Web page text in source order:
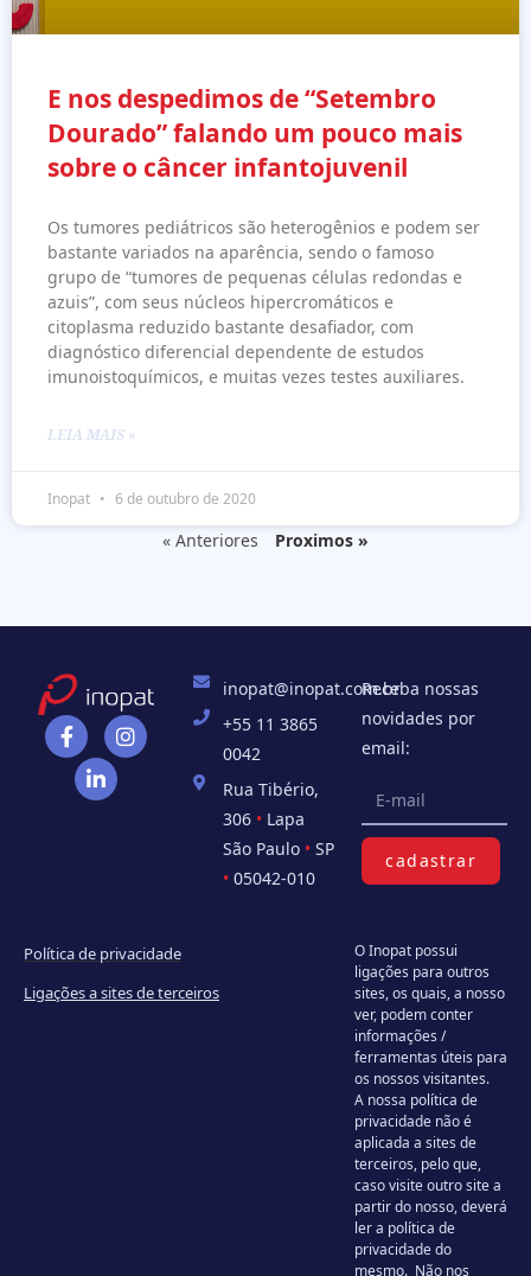
E nos despedimos de “Setembro
Dourado” falando um pouco mais
sobre o câncer infantojuvenil
Os tumores pediátricos são heterogênios e podem ser
bastante variados na aparência, sendo o famoso
grupo de “tumores de pequenas células redondas e
azuis”, com seus núcleos hipercromáticos e
citoplasma reduzido bastante desafiador, com
diagnóstico diferencial dependente de estudos
imunoistoquímicos, e muitas vezes testes auxiliares.
LEIA MAIS »
Inopat 6 de outubro de 2020
« Anteriores Proximos »
inopat@inopat.com.br
+55 11 3865
0042
Rua Tibério,
306 • Lapa
São Paulo •SP
• 05042-010
Receba nossas
novidades por
email:
cadastrar
Política de privacidade
Ligações a sites de terceiros
O Inopat possui
ligações para outros
sites, os quais, a nosso
ver, podem conter
informações /
ferramentas úteis para
os nossos visitantes.
A nossa política de
privacidade não é
aplicada a sites de
terceiros, pelo que,
caso visite outro site a
partir do nosso, deverá
ler a política de
privacidade do
mesmo. Não nos